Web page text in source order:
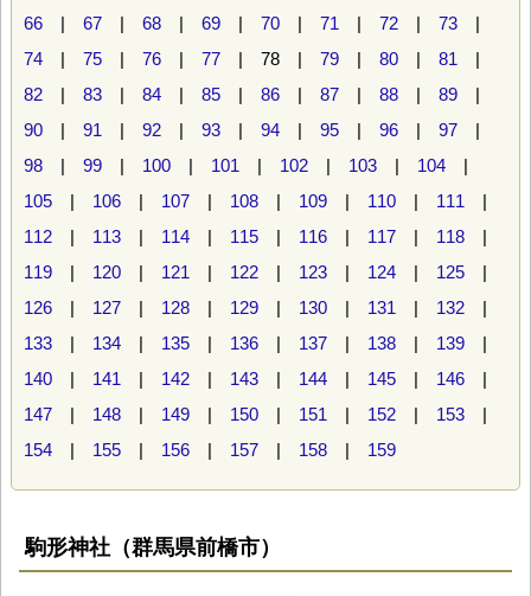
66 | 67 | 68 | 69 | 70 | 71 | 72 | 73 |
74 | 75 | 76 | 77 | 78 | 79 | 80 | 81 |
82 | 83 | 84 | 85 | 86 | 87 | 88 | 89 |
90 | 91 | 92 | 93 | 94 | 95 | 96 | 97 |
98 | 99 | 100 | 101 | 102 | 103 | 104 |
105 | 106 | 107 | 108 | 109 | 110 | 111 |
112 | 113 | 114 | 115 | 116 | 117 | 118 |
119 | 120 | 121 | 122 | 123 | 124 | 125 |
126 | 127 | 128 | 129 | 130 | 131 | 132 |
133 | 134 | 135 | 136 | 137 | 138 | 139 |
140 | 141 | 142 | 143 | 144 | 145 | 146 |
147 | 148 | 149 | 150 | 151 | 152 | 153 |
154 | 155 | 156 | 157 | 158 | 159
駒形神社（群馬県前橋市）